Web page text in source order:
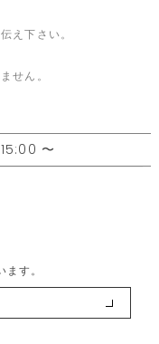
え下さい。
せん。
〜
す。